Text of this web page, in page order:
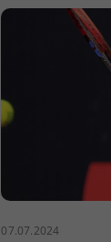
07.07.2024